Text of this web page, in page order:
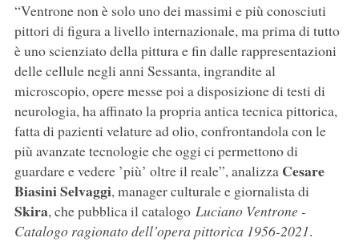
“Ventrone non è solo uno dei massimi e più conosciuti
pittori di figura a livello internazionale, ma prima di tutto
è uno scienziato della pittura e fin dalle rappresentazioni
delle cellule negli anni Sessanta, ingrandite al
microscopio, opere messe poi a disposizione di testi di
neurologia, ha affinato la propria antica tecnica pittorica,
fatta di pazienti velature ad olio, confrontandola con le
più avanzate tecnologie che oggi ci permettono di
guardare e vedere ’più’ oltre il reale”, analizza Cesare
Biasini Selvaggi, manager culturale e giornalista di
Skira, che pubblica il catalogo Luciano Ventrone -
Catalogo ragionato dell’opera pittorica 1956-2021.